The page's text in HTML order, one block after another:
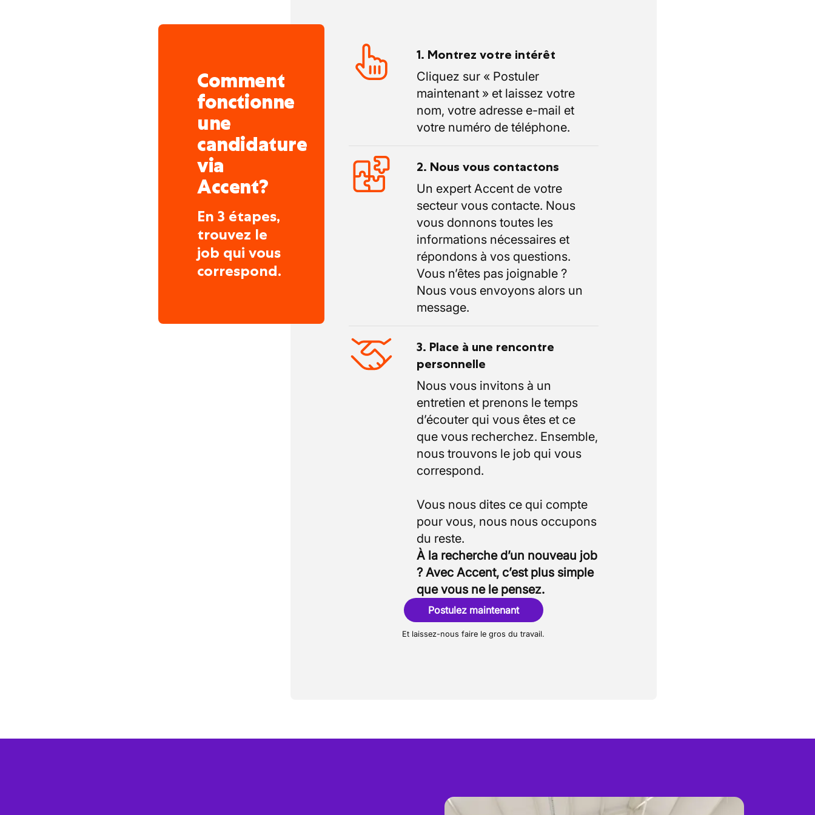
Comment
fonctionne
une
candidature
via
Accent?
En 3 étapes,
trouvez le
job qui vous
correspond.
1. Montrez votre intérêt
Cliquez sur « Postuler
maintenant » et laissez votre
nom, votre adresse e-mail et
votre numéro de téléphone.
2. Nous vous contactons
Un expert Accent de votre
secteur vous contacte. Nous
vous donnons toutes les
informations nécessaires et
répondons à vos questions.
Vous n’êtes pas joignable ?
Nous vous envoyons alors un
message.
3. Place à une rencontre
personnelle
Nous vous invitons à un
entretien et prenons le temps
d’écouter qui vous êtes et ce
que vous recherchez. Ensemble,
nous trouvons le job qui vous
correspond.
Vous nous dites ce qui compte
pour vous, nous nous occupons
À la recherche d’un nouveau job
? Avec Accent, c’est plus simple
que vous ne le pensez.
Postulez maintenant
Et laissez-nous faire le gros du travail.